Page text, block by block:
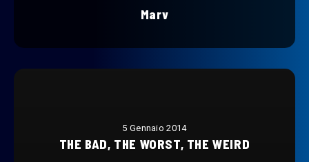
Marv
5 Gennaio 2014
THE BAD, THE WORST, THE WEIRD